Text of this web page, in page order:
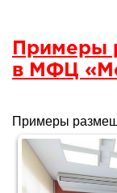
Примеры
в МФЦ
Примеры